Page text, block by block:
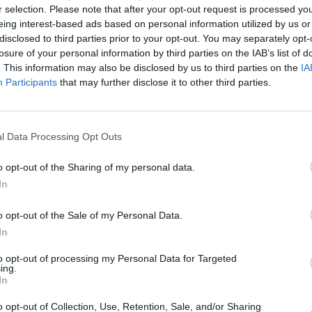
selection. Please note that after your opt-out request is processed
interest-based ads based on personal information utilized by us
to third parties prior to your opt-out. You may separately
of your personal information by third parties on the IAB’s list of
This information may also be disclosed by us to third parties on the
Participants that may further disclose it to other third parties.
Data Processing Opt Outs
opt-out of the Sharing of my personal data.
opt-out of the Sale of my Personal Data.
opt-out of processing my Personal Data for Targeted
opt-out of Collection, Use, Retention, Sale, and/or Sharing
száma mintegy egynegyedével nőtt, értéke viszont
az idén a múlt évihez képest. Az eljárások és az
és intézményeik járnak az élen: a teljes darabszám
százalékából részesültek a helyi entitások -
költségvetési időszak felhalmozódott forrásai további két évig
le az ajánlatkérők és ez 23,1 százalékkal több az egy évvel
viszont 10 százalékkal kisebb, szintén tavaly...
portfolio.hu hírarchívumához tartozik, melynek olvasása